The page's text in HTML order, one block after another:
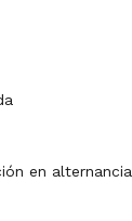
en alternancia